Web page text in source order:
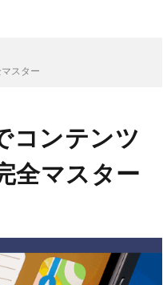
スター
コンテンツ
全マスター